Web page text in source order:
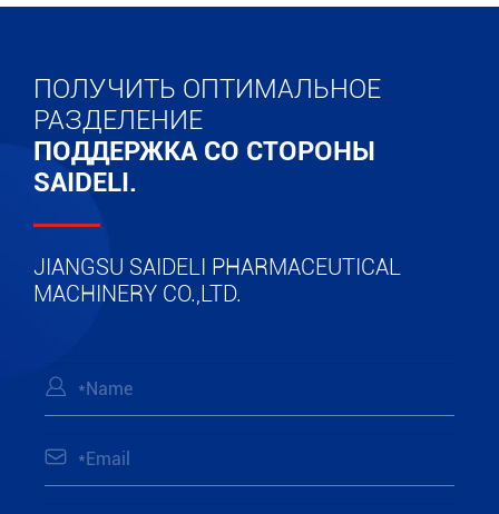
ПОЛУЧИТЬ ОПТИМАЛЬНОЕ
РАЗДЕЛЕНИЕ
ПОДДЕРЖКА СО СТОРОНЫ
SAIDELI.
JIANGSU SAIDELI PHARMACEUTICAL
MACHINERY CO.,LTD.

